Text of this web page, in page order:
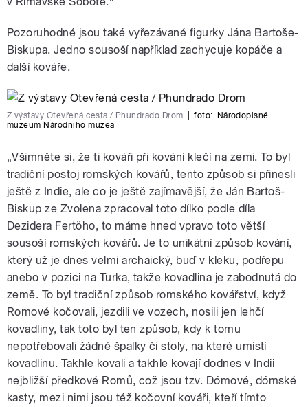
Pozoruhodné jsou také vyřezávané figurky Jána Bartoše-
Biskupa. Jedno sousoší například zachycuje kopáče a
další kováře.
Z výstavy Otevřená cesta / Phundrado Drom foto: Národopisné
muzeum Národního muzea
„Všimněte si, že ti kováři při kování klečí na zemi. To byl
tradiční postoj romských kovářů, tento způsob si přinesli
ještě z Indie, ale co je ještě zajímavější, že Ján Bartoš-
Biskup ze Zvolena zpracoval toto dílko podle díla
Dezidera Fertöho, to máme hned vpravo toto větší
sousoší romských kovářů. Je to unikátní způsob kování,
který už je dnes velmi archaický, buď v kleku, podřepu
anebo v pozici na Turka, takže kovadlina je zabodnutá do
země. To byl tradiční způsob romského kovářství, když
Romové kočovali, jezdili ve vozech, nosili jen lehčí
kovadliny, tak toto byl ten způsob, kdy k tomu
nepotřebovali žádné špalky či stoly, na které umístí
kovadlinu. Takhle kovali a takhle kovají dodnes v Indii
nejbližší předkové Romů, což jsou tzv. Dómové, dómské
kasty, mezi nimi jsou též kočovní kováři, kteří tímto